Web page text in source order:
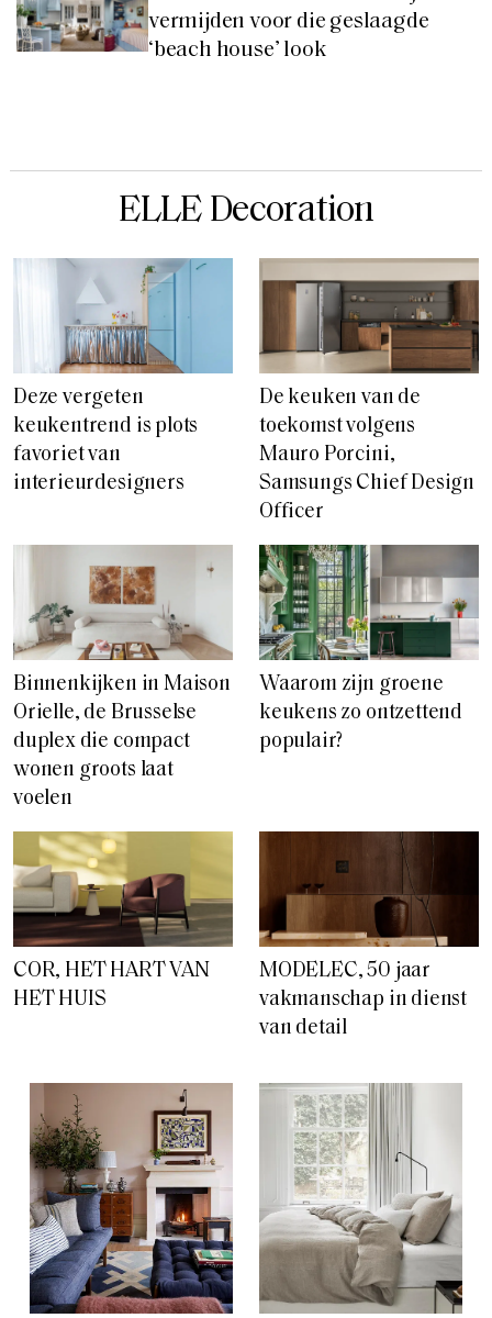
vermijden voor die geslaagde
‘beach house’ look
ELLE Decoration
Deze vergeten
keukentrend is plots
favoriet van
interieurdesigners
De keuken van de
toekomst volgens
Mauro Porcini,
Samsungs Chief Design
Officer
Binnenkijken in Maison
Orielle, de Brusselse
duplex die compact
wonen groots laat
voelen
Waarom zijn groene
keukens zo ontzettend
populair?
COR, HET HART VAN
HET HUIS
MODELEC, 50 jaar
vakmanschap in dienst
van detail